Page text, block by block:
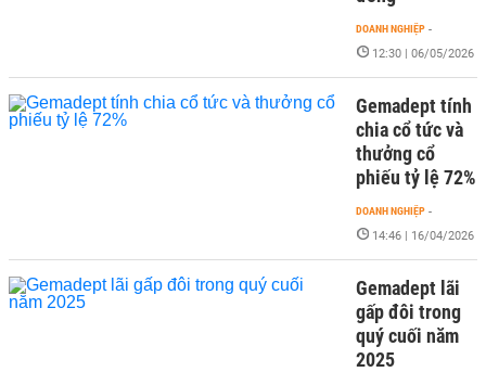
DOANH NGHIỆP -
12:30 | 06/05/2026
Gemadept tính
chia cổ tức và
thưởng cổ
phiếu tỷ lệ 72%
DOANH NGHIỆP -
14:46 | 16/04/2026
Gemadept lãi
gấp đôi trong
quý cuối năm
2025